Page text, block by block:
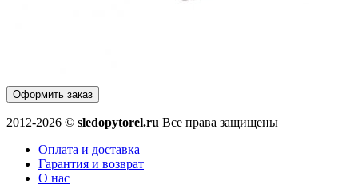
Оформить заказ
2012-2026 © sledopytorel.ru Все права защищены
Оплата и доставка
Гарантия и возврат
О нас